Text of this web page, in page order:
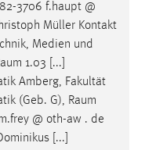
3706 f.haupt @
Müller Kontakt
Medien und
1.03 [...]
Amberg, Fakultät
(Geb. G), Raum
@ oth-aw . de
[...]